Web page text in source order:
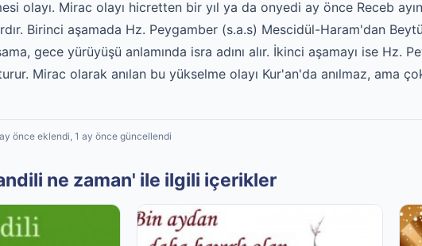
olayı. Mirac olayı hicretten bir yıl ya da onyedi ay önce Receb
Birinci aşamada Hz. Peygamber (s.a.s) Mescidül-Haram'dan
gece yürüyüşü anlamında isra adını alır. İkinci aşamayı ise
Mirac olarak anılan bu yükselme olayı Kur'an'da anılmaz, ama
ay önce eklendi, 1 ay önce güncellendi
ne zaman' ile ilgili içerikler